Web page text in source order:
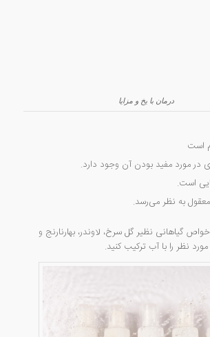
درمان با یخ و مزایا
است
در مورد مفید بودن آن وجود دارد.
است.
به نظر می‌رسد.
گیاهانی نظیر گل سرخ، لاوندر، بهارنارنج و
نظر را با آب ترکیب کنید.